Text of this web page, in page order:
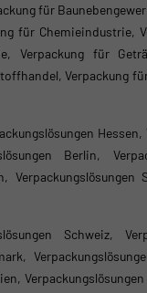
für
für Chemieindustrie,
Verpackung für
Verpackung
Berlin,
Schweiz,